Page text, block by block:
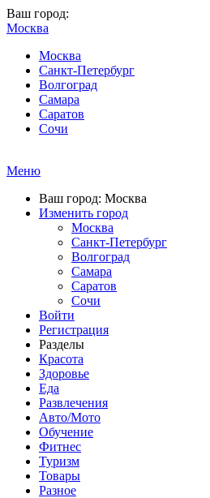
Ваш город:
Москва
Москва
Санкт-Петербург
Волгоград
Самара
Саратов
Сочи
Меню
Ваш город: Москва
Изменить город
Москва
Санкт-Петербург
Волгоград
Самара
Саратов
Сочи
Войти
Регистрация
Разделы
Красота
Здоровье
Еда
Развлечения
Авто/Мото
Обучение
Фитнес
Туризм
Товары
Разное